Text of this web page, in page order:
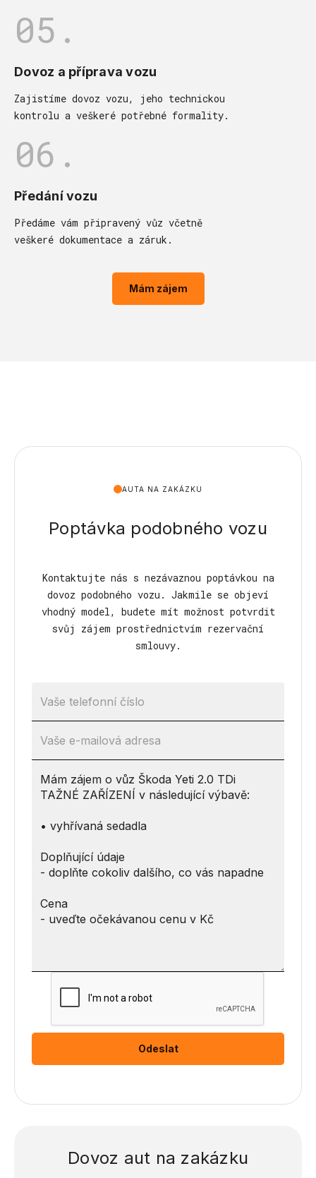
05.
Dovoz a příprava vozu
Zajistíme dovoz vozu, jeho technickou
kontrolu a veškeré potřebné formality.
06.
Předání vozu
Předáme vám připravený vůz včetně
veškeré dokumentace a záruk.
Mám zájem
AUTA NA ZAKÁZKU
Poptávka podobného vozu
Kontaktujte nás s nezávaznou poptávkou na
dovoz podobného vozu. Jakmile se objeví
vhodný model, budete mít možnost potvrdit
svůj zájem prostřednictvím rezervační
smlouvy.
Dovoz aut na zakázku